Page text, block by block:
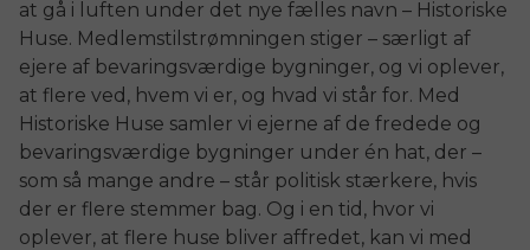
at gå i luften under det nye fælles navn – Historiske
Huse. Medlemstilstrømningen stiger – særligt af
ejere af bevaringsværdige bygninger, og vi oplever,
at flere ved, hvem vi er, og hvad vi står for. Med
Historiske Huse samler vi ejerne af de fredede og
bevaringsværdige bygninger under én hat, der –
som så mange andre – står politisk stærkere, hvis
der er flere stemmer bag. Og i en tid, hvor vi
oplever, at flere huse bliver affredet, kan vi med